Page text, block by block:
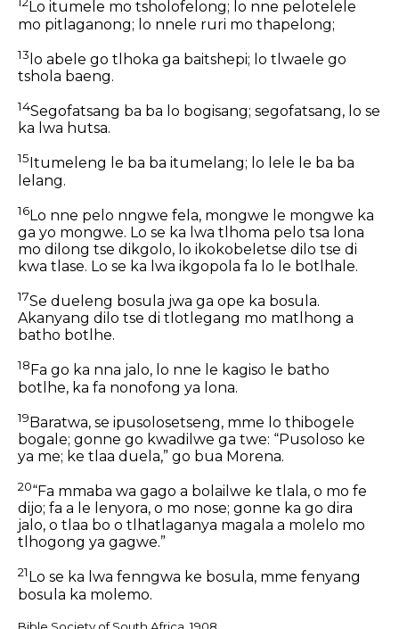
Lo itumele mo tsholofelong; lo nne pelotelele
mo pitlaganong; lo nnele ruri mo thapelong;
13 lo abele go tlhoka ga baitshepi; lo tlwaele go
tshola baeng.
14Segofatsang ba ba lo bogisang; segofatsang, lo se
ka lwa hutsa.
15 Itumeleng le ba ba itumelang; lo lele le ba ba
lelang.
16Lo nne pelo nngwe fela, mongwe le mongwe ka
ga yo mongwe. Lo se ka lwa tlhoma pelo tsa lona
mo dilong tse dikgolo, lo ikokobeletse dilo tse di
kwa tlase. Lo se ka lwa ikgopola fa lo le botlhale.
17Se dueleng bosula jwa ga ope ka bosula.
Akanyang dilo tse di tlotlegang mo matlhong a
batho botlhe.
18 Fa go ka nna jalo, lo nne le kagiso le batho
botlhe, ka fa nonofong ya lona.
19Baratwa, se ipusolosetseng, mme lo thibogele
bogale; gonne go kwadilwe ga twe: “Pusoloso ke
ya me; ke tlaa duela,” go bua Morena.
20“Fa mmaba wa gago a bolailwe ke tlala, o mo fe
dijo; fa a le lenyora, o mo nose; gonne ka go dira
jalo, o tlaa bo o tlhatlaganya magala a molelo mo
tlhogong ya gagwe.”
21 Lo se ka lwa fenngwa ke bosula, mme fenyang
bosula ka molemo.
Bible Society of South Africa, 1908